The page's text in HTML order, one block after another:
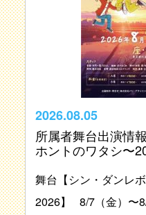
2026.08.05
所属者舞台出演情
ホントのワタシ〜
舞台【シン・ダンレ
2026】 8/7（金）〜